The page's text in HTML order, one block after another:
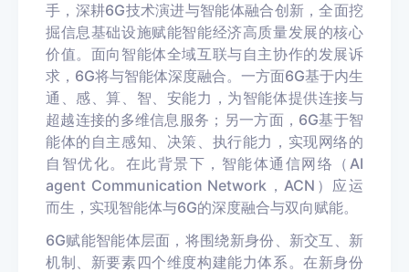
手，深耕6G技术演进与智能体融合创新，全面挖
掘信息基础设施赋能智能经济高质量发展的核心
价值。面向智能体全域互联与自主协作的发展诉
求，6G将与智能体深度融合。一方面6G基于内生
通、感、算、智、安能力，为智能体提供连接与
超越连接的多维信息服务；另一方面，6G基于智
能体的自主感知、决策、执行能力，实现网络的
自智优化。在此背景下，智能体通信网络（AI
agent Communication Network，ACN）应运
而生，实现智能体与6G的深度融合与双向赋能。
6G赋能智能体层面，将围绕新身份、新交互、新
机制、新要素四个维度构建能力体系。在新身份